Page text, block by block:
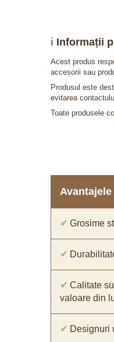
ℹ️ Informații
Acest produs
accesorii sau
Produsul este
evitarea
Toate produsele
✔ Grosime
✔
✔ Calitate
valoare din
✔ Designuri